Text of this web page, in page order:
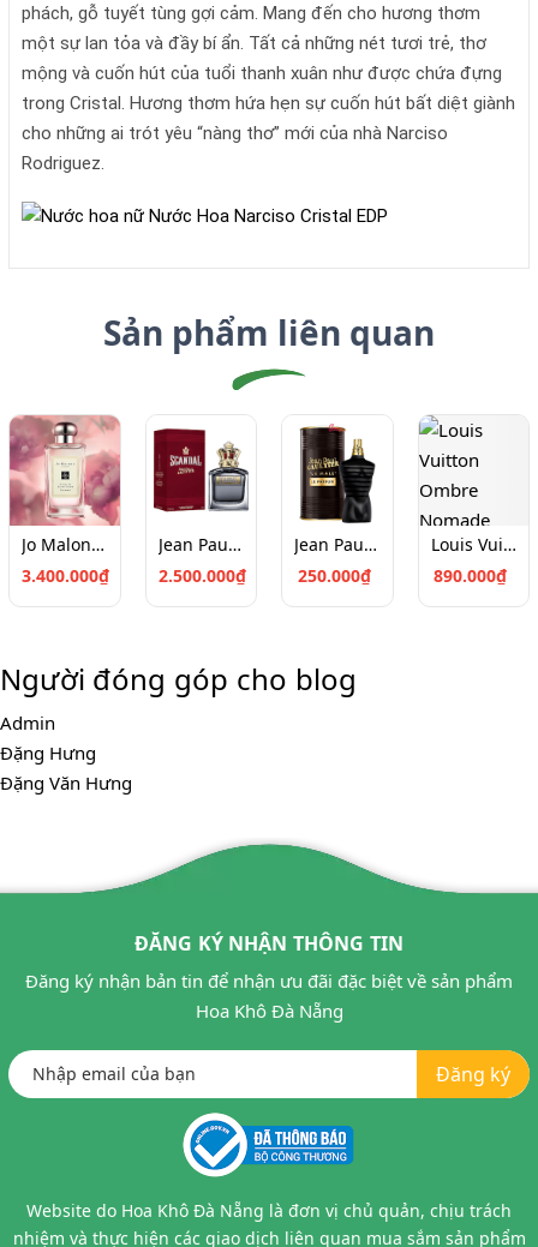
phách, gỗ tuyết tùng gợi cảm. Mang đến cho hương thơm
một sự lan tỏa và đầy bí ẩn. Tất cả những nét tươi trẻ, thơ
mộng và cuốn hút của tuổi thanh xuân như được chứa đựng
trong Cristal. Hương thơm hứa hẹn sự cuốn hút bất diệt giành
cho những ai trót yêu “nàng thơ” mới của nhà Narciso
Rodriguez.
Sản phẩm liên quan
Jo Malone Peony & Blush Suede Cologne (100ml)
3.400.000₫
Jean Paul Gaultier Scandal Pour Homme EDT 100
2.500.000₫
Jean Paul Gaultier Le Male Le Parfum Chiết 10ml
250.000₫
Louis Vuitton Ombre Nomade Chiết 10ml
890.000₫
Người đóng góp cho blog
Admin
Đặng Hưng
Đặng Văn Hưng
ĐĂNG KÝ NHẬN THÔNG TIN
Đăng ký nhận bản tin để nhận ưu đãi đặc biệt về sản phẩm
Hoa Khô Đà Nẵng
Đăng ký
Website do Hoa Khô Đà Nẵng là đơn vị chủ quản, chịu trách
nhiệm và thực hiện các giao dịch liên quan mua sắm sản phẩm